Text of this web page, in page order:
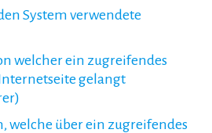
System verwendete
welcher ein zugreifendes
gelangt
welche über ein zugreifendes